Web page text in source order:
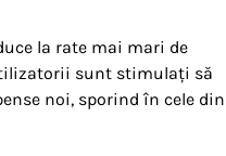
la rate mai mari de
sunt stimulați să
noi, sporind în cele din